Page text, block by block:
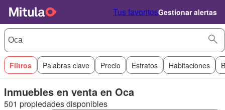
Tus favoritosGestionar alertas
Filtros Palabras clave Precio Estratos Habitaciones
Inmuebles en venta en Oca
501 propiedades disponibles